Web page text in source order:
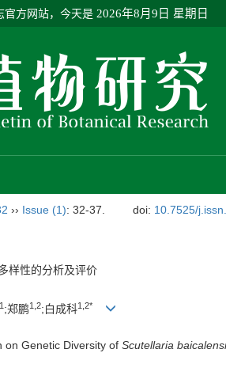
官方网站，今天是 2026年8月9日 星期日
›› Issue (1): 32-37. doi: 10.7525/
样性的分析及评价
1 ;郑鹏1,2;白成科1,2*
on Genetic Diversity of Scutellaria